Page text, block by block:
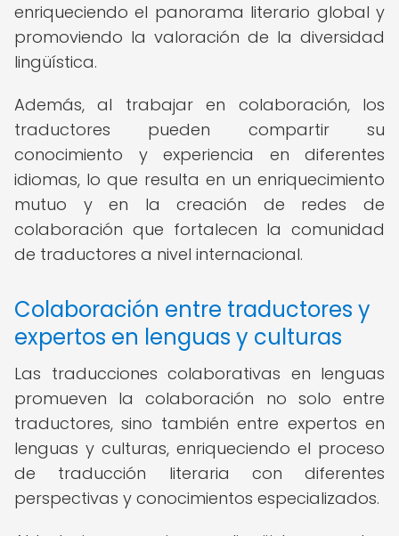
enriqueciendo el panorama literario global y
promoviendo la valoración de la diversidad
lingüística.
Además, al trabajar en colaboración, los
traductores pueden compartir su
conocimiento y experiencia en diferentes
idiomas, lo que resulta en un enriquecimiento
mutuo y en la creación de redes de
colaboración que fortalecen la comunidad
de traductores a nivel internacional.
Colaboración entre traductores y
expertos en lenguas y culturas
Las traducciones colaborativas en lenguas
promueven la colaboración no solo entre
traductores, sino también entre expertos en
lenguas y culturas, enriqueciendo el proceso
de traducción literaria con diferentes
perspectivas y conocimientos especializados.